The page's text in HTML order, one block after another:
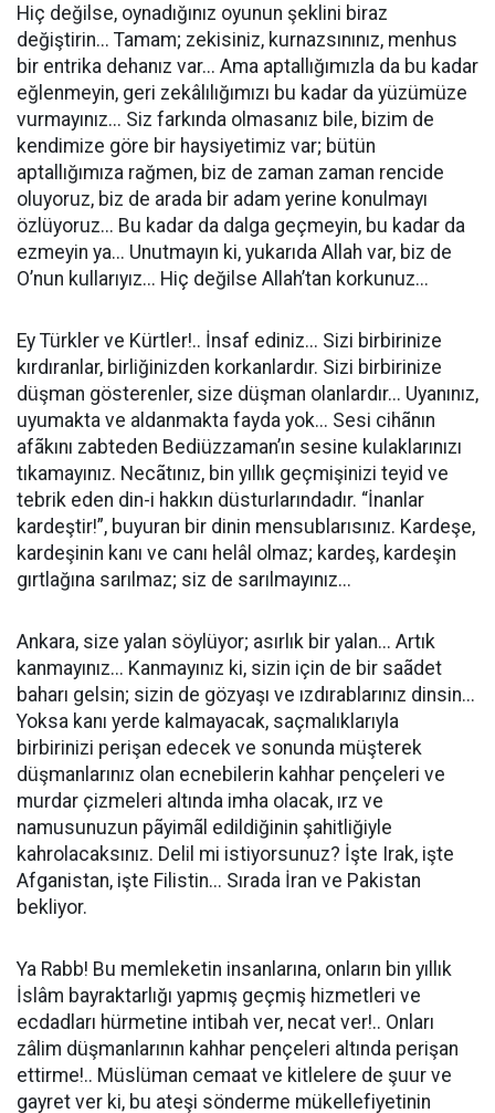
Hiç değilse, oynadığınız oyunun şeklini biraz
değiştirin... Tamam; zekisiniz, kurnazsınınız, menhus
bir entrika dehanız var... Ama aptallığımızla da bu kadar
eğlenmeyin, geri zekâlılığımızı bu kadar da yüzümüze
vurmayınız... Siz farkında olmasanız bile, bizim de
kendimize göre bir haysiyetimiz var; bütün
aptallığımıza rağmen, biz de zaman zaman rencide
oluyoruz, biz de arada bir adam yerine konulmayı
özlüyoruz... Bu kadar da dalga geçmeyin, bu kadar da
ezmeyin ya... Unutmayın ki, yukarıda Allah var, biz de
O’nun kullarıyız... Hiç değilse Allah’tan korkunuz...
Ey Türkler ve Kürtler!.. İnsaf ediniz... Sizi birbirinize
kırdıranlar, birliğinizden korkanlardır. Sizi birbirinize
düşman gösterenler, size düşman olanlardır... Uyanınız,
uyumakta ve aldanmakta fayda yok... Sesi cihãnın
afãkını zabteden Bediüzzaman’ın sesine kulaklarınızı
tıkamayınız. Necãtınız, bin yıllık geçmişinizi teyid ve
tebrik eden din-i hakkın düsturlarındadır. “İnanlar
kardeştir!”, buyuran bir dinin mensublarısınız. Kardeşe,
kardeşinin kanı ve canı helâl olmaz; kardeş, kardeşin
gırtlağına sarılmaz; siz de sarılmayınız...
Ankara, size yalan söylüyor; asırlık bir yalan... Artık
kanmayınız... Kanmayınız ki, sizin için de bir saãdet
baharı gelsin; sizin de gözyaşı ve ızdırablarınız dinsin...
Yoksa kanı yerde kalmayacak, saçmalıklarıyla
birbirinizi perişan edecek ve sonunda müşterek
düşmanlarınız olan ecnebilerin kahhar pençeleri ve
murdar çizmeleri altında imha olacak, ırz ve
namusunuzun pãyimãl edildiğinin şahitliğiyle
kahrolacaksınız. Delil mi istiyorsunuz? İşte Irak, işte
Afganistan, işte Filistin... Sırada İran ve Pakistan
bekliyor.
Ya Rabb! Bu memleketin insanlarına, onların bin yıllık
İslâm bayraktarlığı yapmış geçmiş hizmetleri ve
ecdadları hürmetine intibah ver, necat ver!.. Onları
zâlim düşmanlarının kahhar pençeleri altında perişan
ettirme!.. Müslüman cemaat ve kitlelere de şuur ve
gayret ver ki, bu ateşi sönderme mükellefiyetinin